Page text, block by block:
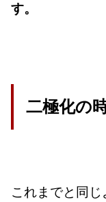
す。
二極化の
これまでと同